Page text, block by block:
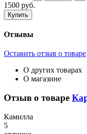
1500 руб.
Отзывы
Оставить отзыв о товаре
О других товарах
О магазине
Отзыв о товаре
Камилла
5